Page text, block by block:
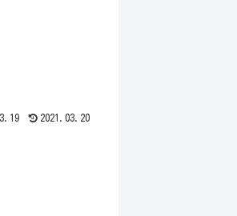
2021.03.20